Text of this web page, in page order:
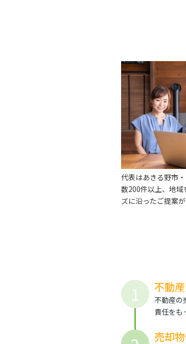
代表はあきる野市
数200件以上、地
ズに沿ったご提案
1
不動
不動産の
責任をも
売却